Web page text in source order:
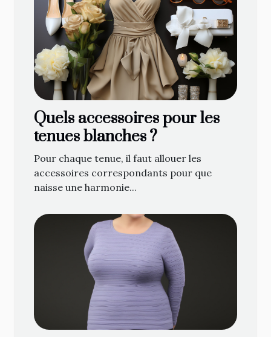
Quels accessoires pour les
tenues blanches ?
Pour chaque tenue, il faut allouer les
accessoires correspondants pour que
naisse une harmonie...